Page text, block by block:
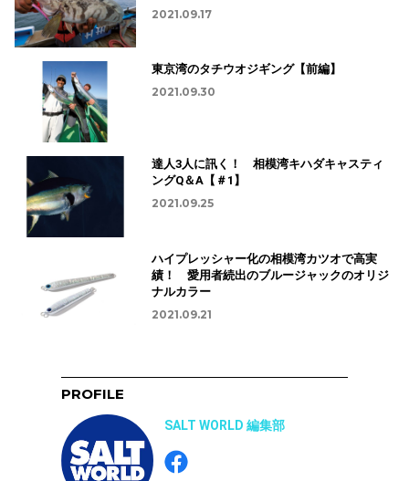
2021.09.17
東京湾のタチウオジギング【前編】
2021.09.30
達人3人に訊く！ 相模湾キハダキャスティ
ングQ＆A【＃1】
2021.09.25
ハイプレッシャー化の相模湾カツオで高実
績！ 愛用者続出のブルージャックのオリジ
ナルカラー
2021.09.21
PROFILE
SALT WORLD 編集部